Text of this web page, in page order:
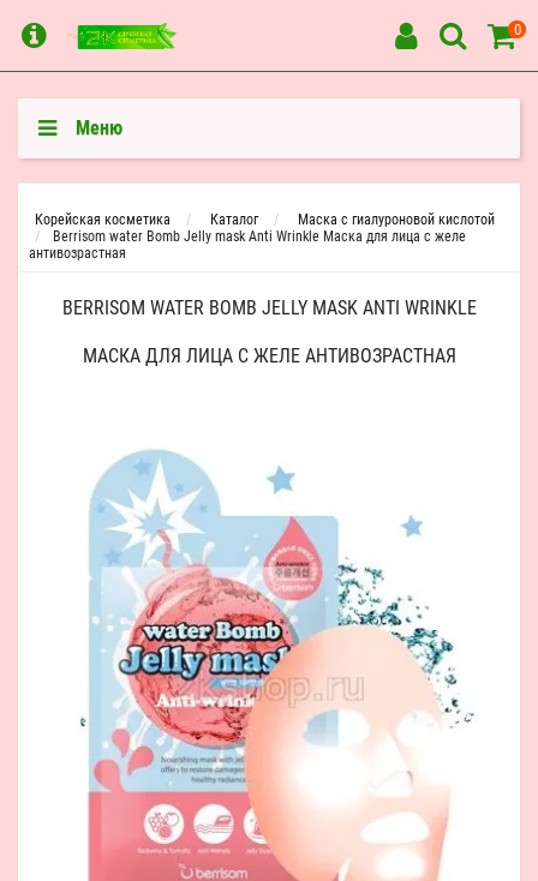
0
Меню
Корейская косметика Каталог
Маска с гиалуроновой кислотой
Berrisom water Bomb Jelly mask Anti Wrinkle Маска для лица с желе
антивозрастная
BERRISOM WATER BOMB JELLY MASK ANTI WRINKLE
МАСКА ДЛЯ ЛИЦА С ЖЕЛЕ АНТИВОЗРАСТНАЯ